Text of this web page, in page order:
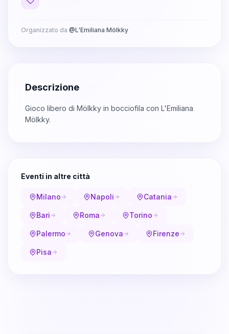
Organizzato da @L'Emiliana Mölkky
Descrizione
Gioco libero di Mölkky in bocciofila con L'Emiliana
Mölkky.
Eventi in altre città
Milano Napoli Catania
Bari Roma Torino
Palermo Genova Firenze
Pisa